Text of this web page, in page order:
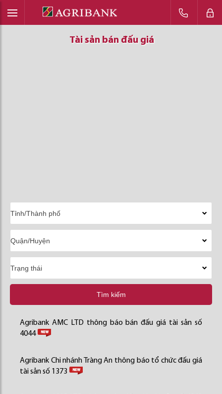
Tài sản bán đấu giá
Tài sản bán đấu giá
Tài sản bán đấu giá
Tìm kiếm
Agribank AMC LTD thông báo bán đấu giá tài sản số
4044
Agribank Chi nhánh Tràng An thông báo tổ chức đấu giá
tài sản số 1373